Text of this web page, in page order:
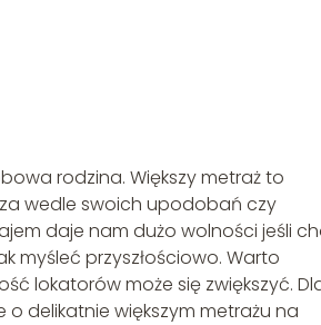
rodzina. Większy metraż to
wedle swoich upodobań czy
daje nam dużo wolności jeśli
myśleć przyszłościowo. Warto
lokatorów może się zwiększyć.
delikatnie większym metrażu na